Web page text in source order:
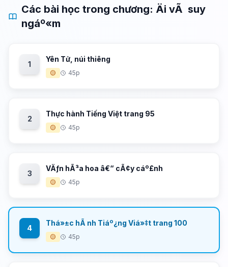
Các bài học trong chương: Äi vÃ suy
ngáº«m
1
Yên Tử, núi thiêng
🟡 45p
2
Thực hành Tiếng Việt trang 95
🟡 45p
3
VÄƒn hÃ³a hoa â€“ cÃ¢y cáº£nh
🟡 45p
4
Thá»±c hÃ nh Tiáº¿ng Viá»‡t trang 100
🟡 45p